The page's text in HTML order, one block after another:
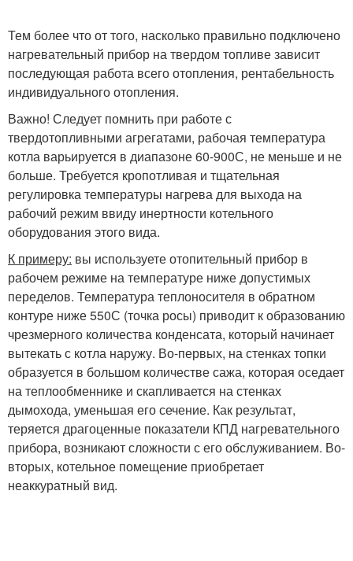
Тем более что от того, насколько правильно подключено
нагревательный прибор на твердом топливе зависит
последующая работа всего отопления, рентабельность
индивидуального отопления.
Важно! Следует помнить при работе с
твердотопливными агрегатами, рабочая температура
котла варьируется в диапазоне 60-900С, не меньше и не
больше. Требуется кропотливая и тщательная
регулировка температуры нагрева для выхода на
рабочий режим ввиду инертности котельного
оборудования этого вида.
К примеру: вы используете отопительный прибор в
рабочем режиме на температуре ниже допустимых
переделов. Температура теплоносителя в обратном
контуре ниже 550С (точка росы) приводит к образованию
чрезмерного количества конденсата, который начинает
вытекать с котла наружу. Во-первых, на стенках топки
образуется в большом количестве сажа, которая оседает
на теплообменнике и скапливается на стенках
дымохода, уменьшая его сечение. Как результат,
теряется драгоценные показатели КПД нагревательного
прибора, возникают сложности с его обслуживанием. Во-
вторых, котельное помещение приобретает
неаккуратный вид.